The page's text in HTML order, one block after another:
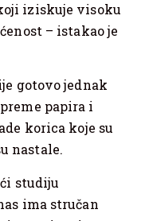
iziskuje visoku
– istakao je
gotovo jednak
papira i
korica koje su
nastale.
studiju
ima stručan